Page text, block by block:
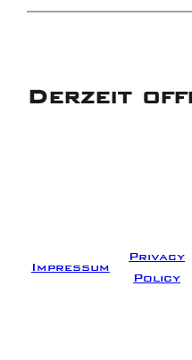
Derzeit
Impressum
Privacy
Policy